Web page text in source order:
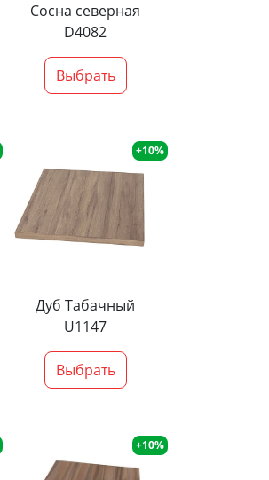
Сосна северная
D4082
Выбрать
+10%
Дуб Табачный
U1147
Выбрать
+10%